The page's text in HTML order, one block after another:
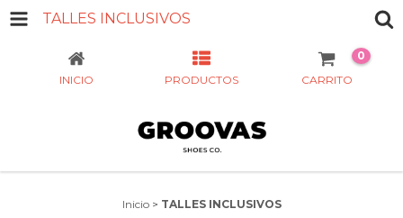
TALLES INCLUSIVOS
INICIO PRODUCTOS CARRITO
0
Inicio > TALLES INCLUSIVOS